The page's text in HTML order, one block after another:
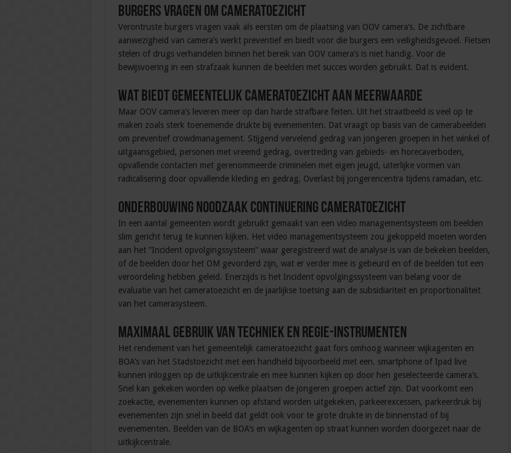
Burgers vragen om cameratoezicht
Verontruste burgers vragen vaak als eersten om de plaatsing van OOV camera’s. De zichtbare
aanwezigheid van camera’s werkt preventief en biedt voor die burgers een veiligheidsgevoel. Fietsen
stelen of drugs verhandelen binnen het bereik van OOV camera’s is niet handig. Voor de
bewijsvoering in een strafzaak kunnen de beelden met succes worden gebruikt. Dat is evident.
Wat biedt gemeentelijk cameratoezicht aan meerwaarde
Maar OOV camera’s leveren meer op dan harde strafbare feiten. Uit het straatbeeld is veel op te
maken zoals sterk toenemende drukte bij evenementen. Dat vraagt op basis van de camerabeelden
om preventief crowdmanagement. Stijgend vervelend gedrag van jongeren groepen in het winkel of
uitgaansgebied, personen met vreemd gedrag, overtreding van gebieds- en horecaverboden,
opvallende contacten met gerenommeerde criminelen met eigen jeugd, uiterlijke vormen van
radicalisering door opvallende kleding en gedrag, Overlast bij jongerencentra tijdens ramadan, etc.
Onderbouwing noodzaak continuering cameratoezicht
In een aantal gemeenten wordt gebruikt gemaakt van een video managementsysteem om beelden
slim gericht terug te kunnen kijken. Het video managementsysteem zou gekoppeld moeten worden
aan het “Incident opvolgingssysteem” waar geregistreerd wat de analyse is van de bekeken beelden,
of de beelden door het OM gevorderd zijn, wat er verder mee is gebeurd en of de beelden tot een
veroordeling hebben geleid. Enerzijds is het Incident opvolgingssysteem van belang voor de
evaluatie van het cameratoezicht en de jaarlijkse toetsing aan de subsidiariteit en proportionaliteit
van het camerasysteem.
Maximaal gebruik van techniek en regie-instrumenten
Het rendement van het gemeentelijk cameratoezicht gaat fors omhoog wanneer wijkagenten en
BOA’s van het Stadstoezicht met een handheld bijvoorbeeld met een. smartphone of Ipad live
kunnen inloggen op de uitkijkcentrale en mee kunnen kijken op door hen geselecteerde camera’s.
Snel kan gekeken worden op welke plaatsen de jongeren groepen actief zijn. Dat voorkomt een
zoekactie, evenementen kunnen op afstand worden uitgekeken, parkeerexcessen, parkeerdruk bij
evenementen zijn snel in beeld dat geldt ook voor te grote drukte in de binnenstad of bij
evenementen. Beelden van de BOA’s en wijkagenten op straat kunnen worden doorgezet naar de
uitkijkcentrale.